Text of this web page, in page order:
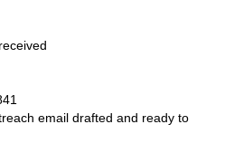
email drafted and ready to